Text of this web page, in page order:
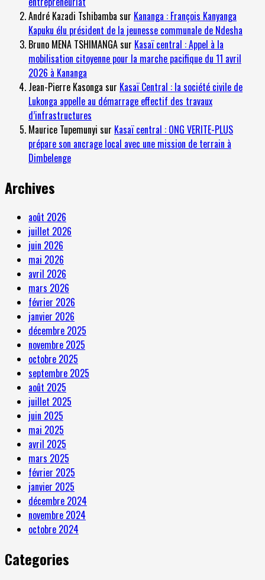
André Kazadi Tshibamba sur Kananga : François Kanyanga
Kapuku élu président de la jeunesse communale de Ndesha
Bruno MENA TSHIMANGAsur Kasaï central : Appel à la
mobilisation citoyenne pour la marche pacifique du 11 avril
2026 à Kananga
Jean-Pierre Kasonga sur Kasaï Central : la société civile de
Lukonga appelle au démarrage effectif des travaux
d’infrastructures
Maurice Tupemunyi sur Kasaï central : ONG VERITE-PLUS
prépare son ancrage local avec une mission de terrain à
Dimbelenge
Archives
août 2026
juillet 2026
juin 2026
mai 2026
avril 2026
mars 2026
février 2026
janvier 2026
décembre 2025
novembre 2025
octobre 2025
septembre 2025
août 2025
juillet 2025
juin 2025
mai 2025
avril 2025
mars 2025
février 2025
janvier 2025
décembre 2024
novembre 2024
octobre 2024
Categories